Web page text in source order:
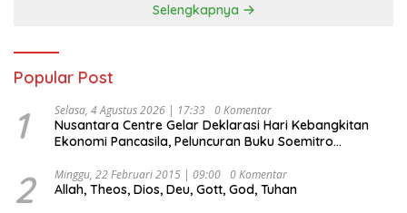
Selengkapnya
Popular Post
1 Selasa, 4 Agustus 2026 | 17:33 0 Komentar
Nusantara Centre Gelar Deklarasi Hari Kebangkitan
Ekonomi Pancasila, Peluncuran Buku Soemitro
Ekonomi Politik Indonesia) & Simposium Nasional
“Urgensi Undang-Undang Perekonomian Nasional dan
2 Minggu, 22 Februari 2015 | 09:00 0 Komentar
Allah, Theos, Dios, Deu, Gott, God, Tuhan